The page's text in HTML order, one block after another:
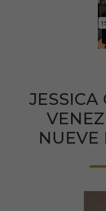
JESSICA
NUEVE